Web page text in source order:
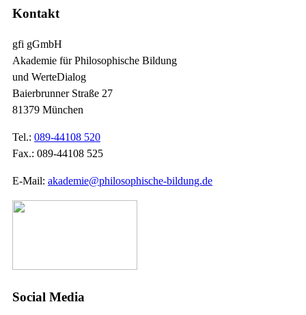
Kontakt
gfi gGmbH
Akademie für Philosophische Bildung
und WerteDialog
Baierbrunner Straße 27
81379 München
Tel.: 089-44108 520
Fax.: 089-44108 525
E-Mail: akademie@philosophische-bildung.de
Social Media